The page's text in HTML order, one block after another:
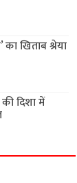
खिताब श्रेया
दिशा में